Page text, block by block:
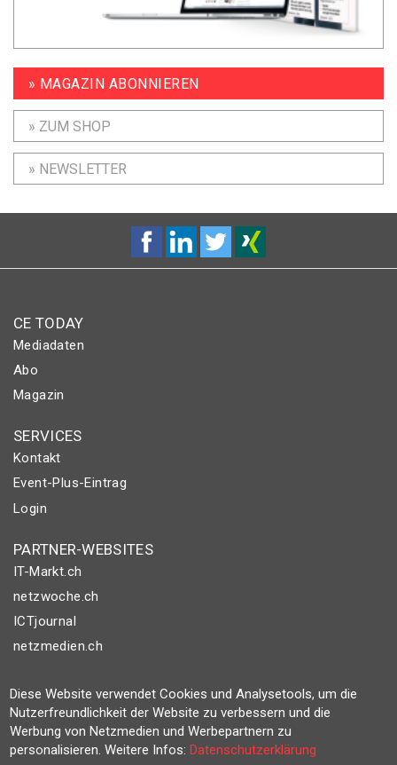
» MAGAZIN ABONNIEREN
» ZUM SHOP
» NEWSLETTER
CE TODAY
Mediadaten
Abo
Magazin
SERVICES
Kontakt
Event-Plus-Eintrag
Login
PARTNER-WEBSITES
IT-Markt.ch
netzwoche.ch
ICTjournal
netzmedien.ch
© NETZMEDIEN AG 2026
Impressum
AGB
Nutzungsbestimmungen
Diese Website verwendet Cookies und Analysetools, um die
Nutzerfreundlichkeit der Website zu verbessern und die
Werbung von Netzmedien und Werbepartnern zu
personalisieren. Weitere Infos:Datenschutzerklärung